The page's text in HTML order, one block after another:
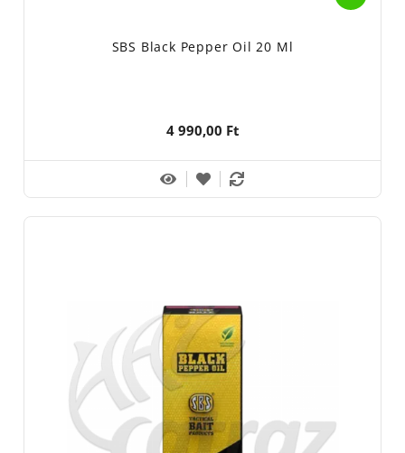
SBS Black Pepper Oil 20 Ml
4 990,00 Ft